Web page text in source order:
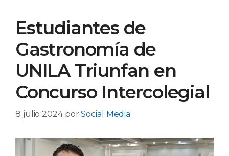
Estudiantes de
Gastronomía de
UNILA Triunfan en
Concurso Intercolegial
8 julio 2024 porSocial Media